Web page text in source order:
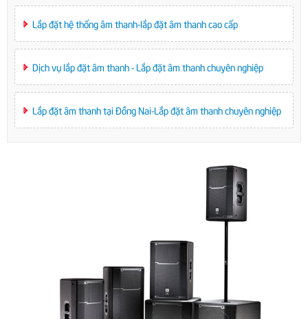
Lắp đặt hệ thống âm thanh-lắp đặt âm thanh cao cấp
Dịch vụ lắp đặt âm thanh - Lắp đặt âm thanh chuyên nghiệp
Lắp đặt âm thanh tại Đồng Nai-Lắp đặt âm thanh chuyên nghiệp